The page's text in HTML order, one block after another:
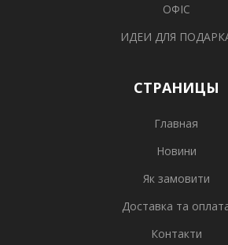
ОФІС
ИДЕИ ДЛЯ
СТРАНИЦЫ
Главная
Новини
Як замовити
Доставка та
Контакти